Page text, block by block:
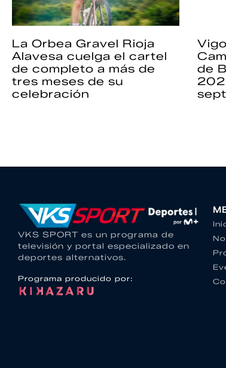
La Orbea Gravel Rioja
Alavesa cuelga el cartel
de completo a más de
tres meses de su
celebración
de
VKS SPORT es un programa de
televisión y portal especializado en
deportes alternativos.
Programa producido por: